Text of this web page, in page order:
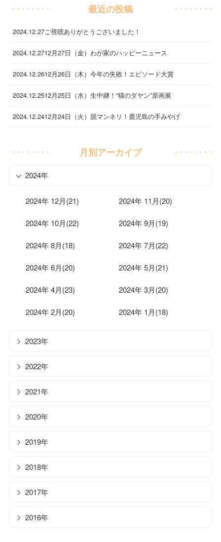
最近の投稿
2024.12.27ご視聴ありがとうございました！
2024.12.2712月27日（金）わが家のハッピーニュース
2024.12.2612月26日（木）今年の失敗！エピソード大賞
2024.12.2512月25日（水）生中継！“猫のダヤン”原画展
2024.12.2412月24日（火）脱マンネリ！鹿児島の手みやげ
月別アーカイブ
2024年
2024年 12月(21) 2024年 11月(20)
2024年 10月(22) 2024年 9月(19)
2024年 8月(18) 2024年 7月(22)
2024年 6月(20) 2024年 5月(21)
2024年 4月(23) 2024年 3月(20)
2024年 2月(20) 2024年 1月(18)
2023年
2022年
2021年
2020年
2019年
2018年
2017年
2016年